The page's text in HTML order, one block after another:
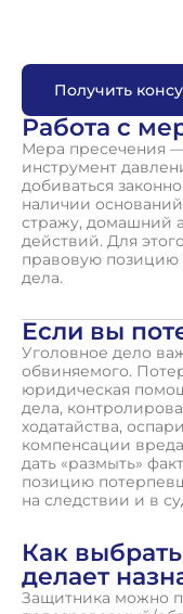
Получить консу
Работа с
Мера пресечения —
инструмент
добиваться
наличии
стражу, домашний
действий. Для
правовую позицию
дела.
Если вы
Уголовное дело
обвиняемого.
юридическая
дела,
ходатайства,
компенсации
дать «размыть»
позицию
на следствии и в
Как
делает
Защитника можно